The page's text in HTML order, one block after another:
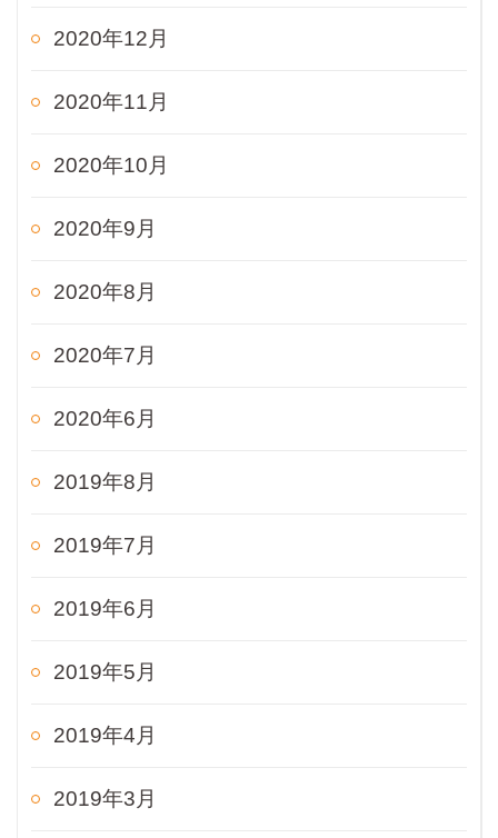
2020年12月
2020年11月
2020年10月
2020年9月
2020年8月
2020年7月
2020年6月
2019年8月
2019年7月
2019年6月
2019年5月
2019年4月
2019年3月